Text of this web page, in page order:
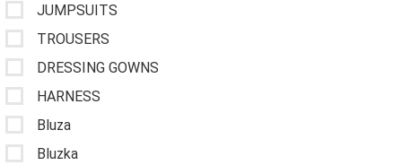
JUMPSUITS
TROUSERS
DRESSING GOWNS
HARNESS
Bluza
Bluzka